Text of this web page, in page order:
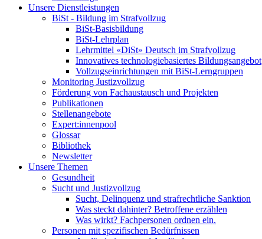
Unsere Dienstleistungen
BiSt - Bildung im Strafvollzug
BiSt-Basisbildung
BiSt-Lehrplan
Lehrmittel «DiSt» Deutsch im Strafvollzug
Innovatives technologiebasiertes Bildungsangebot
Vollzugseinrichtungen mit BiSt-Lerngruppen
Monitoring Justizvollzug
Förderung von Fachaustausch und Projekten
Publikationen
Stellenangebote
Expert:innenpool
Glossar
Bibliothek
Newsletter
Unsere Themen
Gesundheit
Sucht und Justizvollzug
Sucht, Delinquenz und strafrechtliche Sanktion
Was steckt dahinter? Betroffene erzählen
Was wirkt? Fachpersonen ordnen ein.
Personen mit spezifischen Bedürfnissen